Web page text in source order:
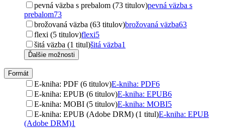
pevná väzba s prebalom (73 titulov)pevná väzba s
prebalom73
brožovaná väzba (63 titulov)brožovaná väzba63
flexi (5 titulov)flexi5
šitá väzba (1 titul)šitá väzba1
Ďalšie možnosti
Formát
E-kniha: PDF (6 titulov)E-kniha: PDF6
E-kniha: EPUB (6 titulov)E-kniha: EPUB6
E-kniha: MOBI (5 titulov)E-kniha: MOBI5
E-kniha: EPUB (Adobe DRM) (1 titul)E-kniha: EPUB
(Adobe DRM)1